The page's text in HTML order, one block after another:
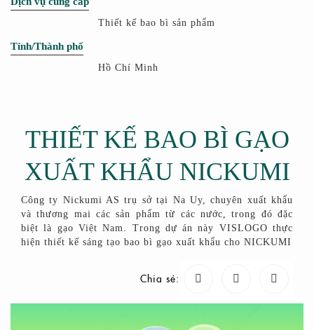
Thiết kế bao bì sản phẩm
Tỉnh/Thành phố
Hồ Chí Minh
THIẾT KẾ BAO BÌ GẠO
XUẤT KHẨU NICKUMI
Công ty Nickumi AS trụ sở tại Na Uy, chuyên xuất khẩu
và thương mai các sản phẩm từ các nước, trong đó đặc
biệt là gạo Việt Nam. Trong dự án này VISLOGO thực
hiện thiết kế sáng tạo bao bì gạo xuất khẩu cho NICKUMI
Chia sẻ: